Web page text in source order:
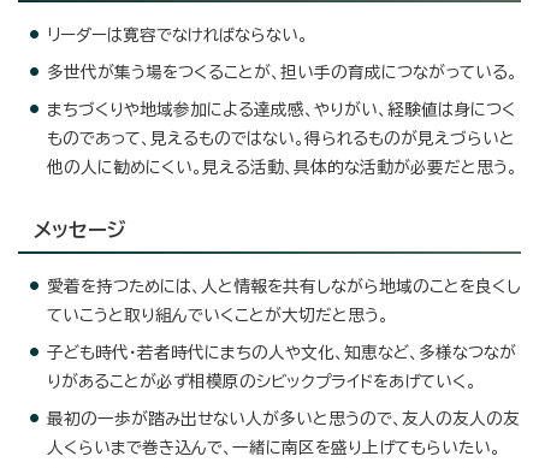
リーダーは寛容でなければならない。
多世代が集う場をつくることが、担い手の育成につながっている。
まちづくりや地域参加による達成感、やりがい、経験値は身につく
ものであって、見えるものではない。得られるものが見えづらいと
他の人に勧めにくい。見える活動、具体的な活動が必要だと思う。
メッセージ
愛着を持つためには、人と情報を共有しながら地域のことを良くし
ていこうと取り組んでいくことが大切だと思う。
子ども時代・若者時代にまちの人や文化、知恵など、多様なつなが
りがあることが必ず相模原のシビックプライドをあげていく。
最初の一歩が踏み出せない人が多いと思うので、友人の友人の友
人くらいまで巻き込んで、一緒に南区を盛り上げてもらいたい。